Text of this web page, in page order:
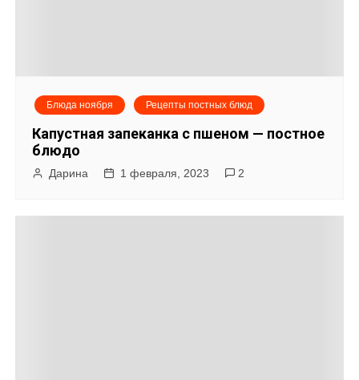
Блюда ноября Рецепты постных блюд
Капустная запеканка с пшеном — постное
блюдо
Дарина 1 февраля, 2023 2